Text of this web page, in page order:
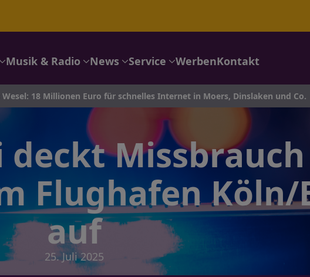
Musik & Radio News Service WerbenKontakt
Millionen Euro für schnelles Internet in Moers, Dinslaken und Co.
deckt
Flughafen
auf
25. Juli 2025